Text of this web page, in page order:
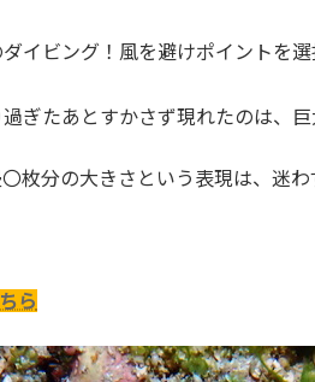
イビング！風を避けポイントを選
ぎたあとすかさず現れたのは、巨
枚分の大きさという表現は、迷わ
ら